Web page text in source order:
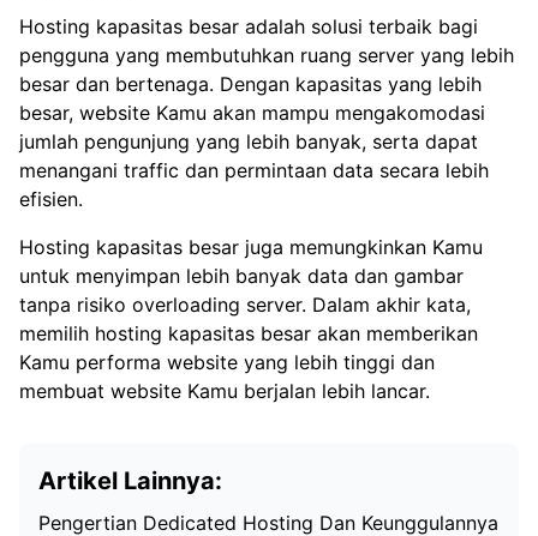
Hosting kapasitas besar adalah solusi terbaik bagi
pengguna yang membutuhkan ruang server yang lebih
besar dan bertenaga. Dengan kapasitas yang lebih
besar, website Kamu akan mampu mengakomodasi
jumlah pengunjung yang lebih banyak, serta dapat
menangani traffic dan permintaan data secara lebih
efisien.
Hosting kapasitas besar juga memungkinkan Kamu
untuk menyimpan lebih banyak data dan gambar
tanpa risiko overloading server. Dalam akhir kata,
memilih hosting kapasitas besar akan memberikan
Kamu performa website yang lebih tinggi dan
membuat website Kamu berjalan lebih lancar.
Artikel Lainnya:
Pengertian Dedicated Hosting Dan Keunggulannya